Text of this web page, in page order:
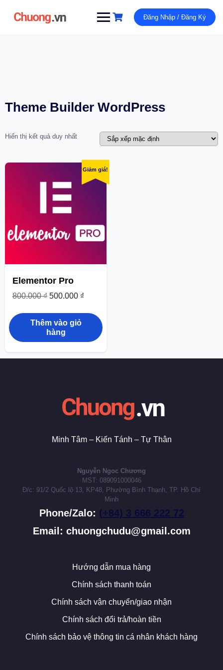
Đăng Nhập / Đăng Ký
Theme Builder WordPress
Hiển thị kết quả duy nhất
Giảm giá!
Elementor Pro
800.000₫ 500.000 ₫
Thêm vào giỏ
hàng
Minh Tâm – Kiến Tánh – Tự Thân
Nguyễn Ngoc Chương
MST: 089091000046
Đ/c: 91/2 Quốc lộ 13, KP48, Phường Bình Thạnh, TP. Hồ Chí
Minh
Phone/Zalo:
Email: chuongchudu@gmail.com
Hướng dẫn mua hàng
Chính sách thanh toán
Chính sách vận chuyển/giao nhận
Chính sách đổi trả/hoàn tiền
Chính sách bảo vệ thông tin cá nhân khách hàng